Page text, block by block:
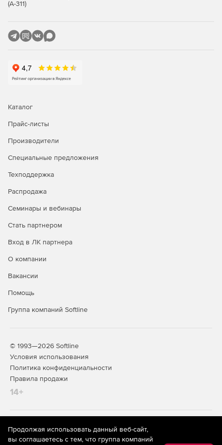
менеджера в работу.
Store по доступной цене.
(А-311)
Каталог
Прайс-листы
Производители
Специальные предложения
Техподдержка
Распродажа
Семинары и вебинары
Стать партнером
Вход в ЛК партнера
О компании
Вакансии
Помощь
Группа компаний Softline
© 1993—2026 Softline
Условия использования
Политика конфиденциальности
Правила продажи
14+
На информационном ресурсе store.softline.ru применяются
рекомендательные технологии
(информационные технологии
предоставления информации на основе сбора,
Продолжая использовать данный веб-сайт,
вы соглашаетесь с тем, что группа компаний